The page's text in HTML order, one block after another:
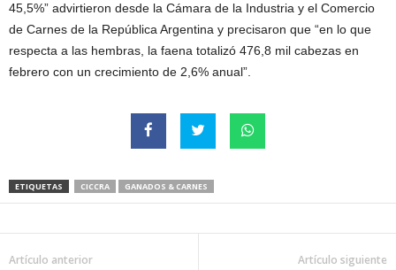
45,5%” advirtieron desde la Cámara de la Industria y el Comercio
de Carnes de la República Argentina y precisaron que “en lo que
respecta a las hembras, la faena totalizó 476,8 mil cabezas en
febrero con un crecimiento de 2,6% anual”.
ETIQUETAS CICCRA GANADOS & CARNES
Artículo anterior Artículo siguiente